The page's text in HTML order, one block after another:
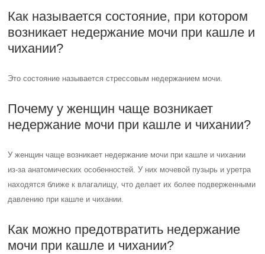
Как называется состояние, при котором
возникает недержание мочи при кашле и
чихании?
Это состояние называется стрессовым недержанием мочи.
Почему у женщин чаще возникает
недержание мочи при кашле и чихании?
У женщин чаще возникает недержание мочи при кашле и чихании
из-за анатомических особенностей. У них мочевой пузырь и уретра
находятся ближе к влагалищу, что делает их более подверженными
давлению при кашле и чихании.
Как можно предотвратить недержание
мочи при кашле и чихании?